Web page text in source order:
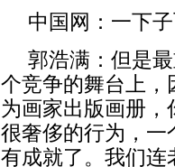
中国网：一下
郭浩满：但是
个竞争的舞台上，
为画家出版画册
很奢侈的行为，一
有成就了。我们连